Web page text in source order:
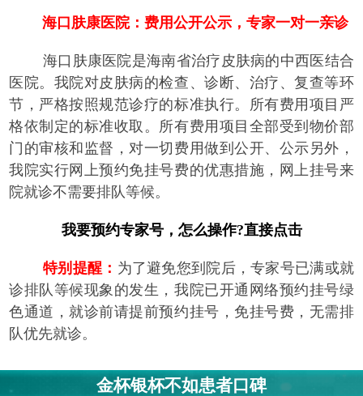
海口肤康医院：费用公开公示，专家一对一亲诊
海口肤康医院是海南省治疗皮肤病的中西医结合
医院。我院对皮肤病的检查、诊断、治疗、复查等环
节，严格按照规范诊疗的标准执行。所有费用项目严
格依制定的标准收取。所有费用项目全部受到物价部
门的审核和监督，对一切费用做到公开、公示另外，
我院实行网上预约免挂号费的优惠措施，网上挂号来
院就诊不需要排队等候。
我要预约专家号，怎么操作?直接点击
特别提醒： 为了避免您到院后，专家号已满或就
诊排队等候现象的发生，我院已开通网络预约挂号绿
色通道，就诊前请提前预约挂号，免挂号费，无需排
队优先就诊。
金杯银杯不如患者口碑